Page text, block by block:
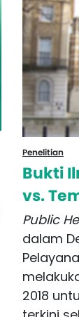
Penelitian
Bukti
vs.
Public
dalam
2018